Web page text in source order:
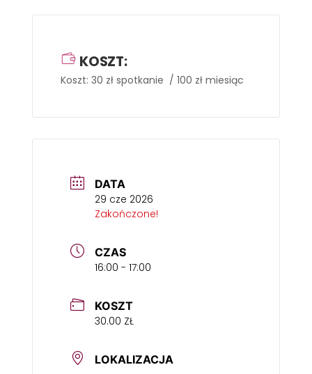
KOSZT:
Koszt: 30 zł spotkanie / 100 zł miesiąc
DATA
29 cze 2026
Zakończone!
CZAS
16:00 - 17:00
KOSZT
30.00 ZŁ
LOKALIZACJA